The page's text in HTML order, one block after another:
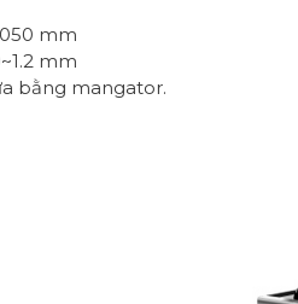
mm
mm
mangator.